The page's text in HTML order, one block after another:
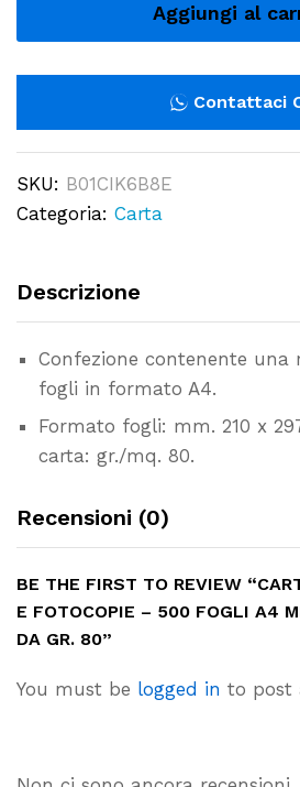
e
500
fogli
A4
mm.
Carta
gr.
quantity
Aggiungi al
Contattaci
SKU: B01CIK6B8E
Categoria: Carta
Descrizione
Confezione contenente una
fogli in formato A4.
Formato fogli: mm. 210 x
carta: gr./mq. 80.
Recensioni (0)
BE THE FIRST TO REVIEW
E FOTOCOPIE – 500 FOGLI A4
DA GR. 80”
You must be logged in to post